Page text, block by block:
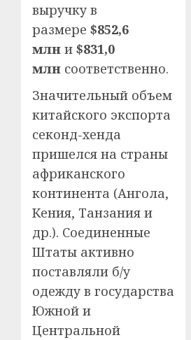
выручку в
размере $852,6
млн и $831,0
млн соответственно.
Значительный объем
китайского экспорта
секонд-хенда
пришелся на страны
африканского
континента (Ангола,
Кения, Танзания и
др.). Соединенные
Штаты активно
поставляли б/у
одежду в государства
Южной и
Центральной